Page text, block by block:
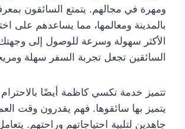
ومهرة في مجالهم. يتمتع السائقون
بالمدينة ومعالمها، مما يساعدهم على
الأكثر سهولة وسرعة للوصول إلى
السائقين تجعل تجربة السفر سهلة
تتميز خدمة تكسي كاظمة أيضًا بالاحترام
يتميز بها سائقوها. فهم يقدرون وقت
جاهدين لتلبية احتياجاتهم وراحتهم.